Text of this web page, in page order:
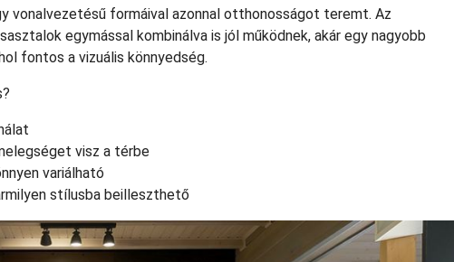
vonalvezetésű formáival azonnal otthonosságot teremt. Az
egymással kombinálva is jól működnek, akár egy nagyobb
fontos a vizuális könnyedség.
visz a térbe
variálható
stílusba beilleszthető